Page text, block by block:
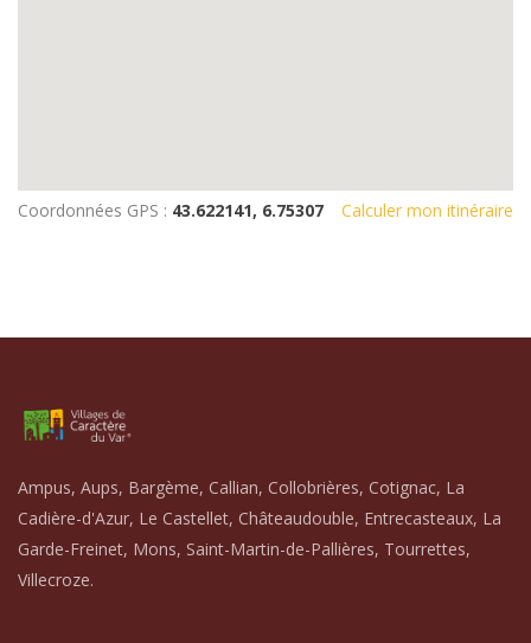
Coordonnées GPS : 43.622141, 6.75307 Calculer mon itinéraire
Ampus, Aups, Bargème, Callian, Collobrières, Cotignac, La
Cadière-d'Azur, Le Castellet, Châteaudouble, Entrecasteaux, La
Garde-Freinet, Mons, Saint-Martin-de-Pallières, Tourrettes,
Villecroze.